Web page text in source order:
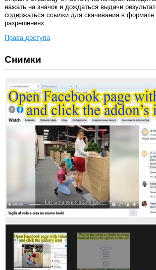
нажать на значок и дождаться выдачи
содержаться ссылки для скачивания в
разрешениях
Права доступа
У
этого
есть
доступ
к
вашим
данным
на
некоторых
Снимки